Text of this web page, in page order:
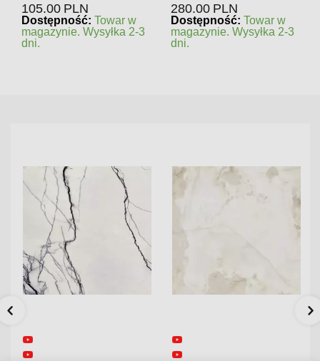
105.00 PLN
Dostępność: Towar w
magazynie. Wysyłka 2-3
dni.
280.00 PLN
Dostępność: Towar w
magazynie. Wysyłka 2-3
dni.